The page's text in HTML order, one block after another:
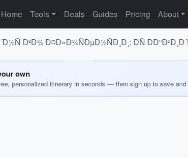
Home Tools Deals Guides Pricing About
Ð²Ð¾ Ð¤Ð»Ð¾ÑÐµÐ½ÑÐ¸Ð¸: ÐÑ
own
personalized itinerary in seconds — then sign up to save and